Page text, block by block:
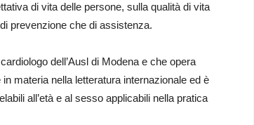
di vita delle persone, sulla qualità di vita
prevenzione che di assistenza.
dell’Ausl di Modena e che opera
materia nella letteratura internazionale ed è
all’età e al sesso applicabili nella pratica